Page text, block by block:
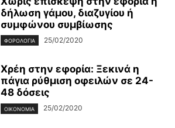
δήλωση γάμου, διαζυγίου ή
συμφώνου συμβίωσης
ΦΟΡΟΛΟΓΊΑ 25/02/2020
Χρέη στην εφορία: Ξεκινά η
πάγια ρύθμιση οφειλών σε 24-
48 δόσεις
ΟΙΚΟΝΟΜΊΑ 25/02/2020